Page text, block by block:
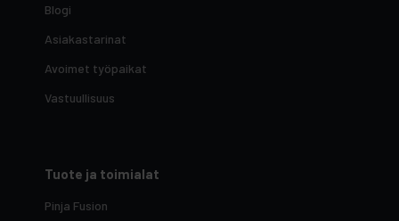
Blogi
Asiakastarinat
Avoimet työpaikat
Vastuullisuus
Tuote ja toimialat
Pinja Fusion